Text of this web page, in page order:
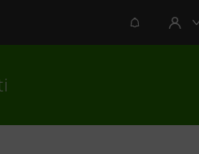
NOTIFICHEAREA